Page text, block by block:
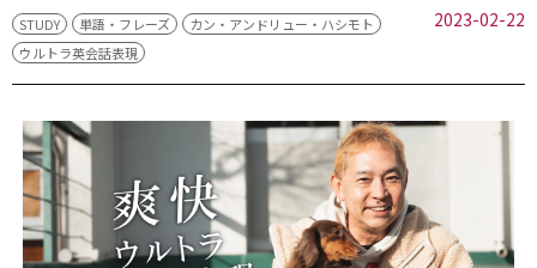
STUDY 単語・フレーズ
カン・アンドリュー・ハシモト
ウルトラ英会話表現
2023-02-22